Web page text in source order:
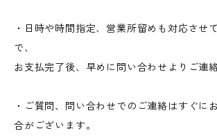
・日時や時間指定、営業所留めも対応させ
で、
お支払完了後、早めに問い合わせよりご連
・ご質問、問い合わせでのご連絡はすぐに
合がございます。